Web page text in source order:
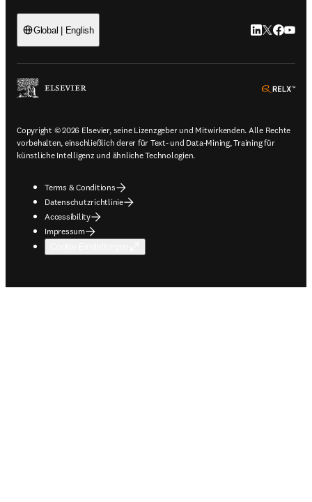
Global | English LinkedIn
Twitter
Copyright © 2026 Elsevier, seine Lizenzgeber und Mitwirkenden. Alle Rechte
vorbehalten, einschließlich derer für Text- und Data-Mining, Training für
künstliche Intelligenz und ähnliche Technologien.
Terms & Conditions
Datenschutzrichtlinie
Accessibility
Impressum